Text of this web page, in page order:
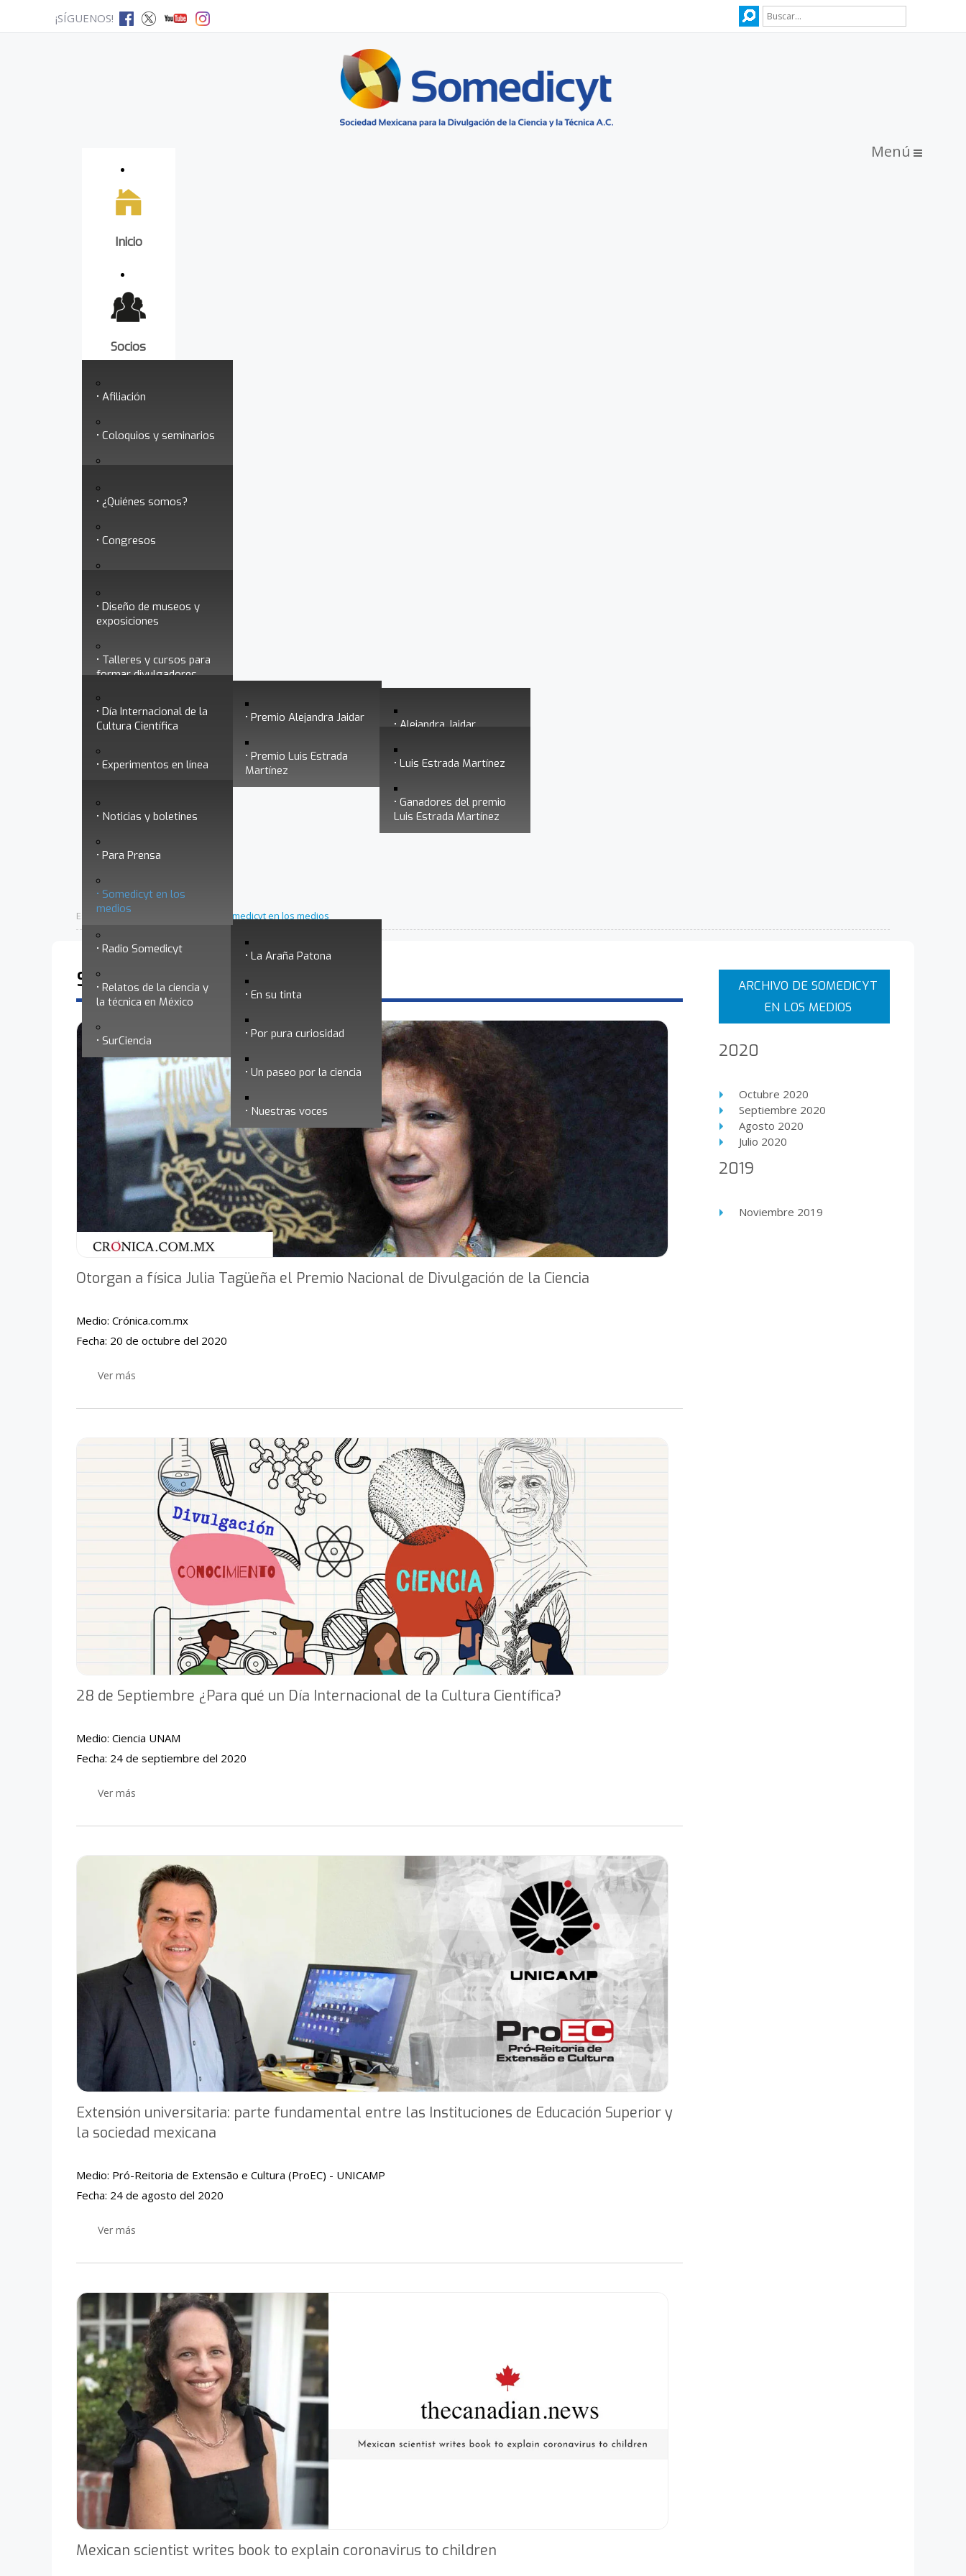
¡SÍGUENOS!
Inicio
Socios
Afiliación
Coloquios y seminarios
¿Quiénes somos?
Congresos
Divisiones
Historia
Premios a divulgadores Premio Alejandra Jaidar Alejandra Jaidar
Ganadores del premio
Premio Luis Estrada
Martínez
Luis Estrada Martínez
Ganadores del premio
Luis Estrada Martínez
Diseño de museos y
exposiciones
Talleres y cursos para
formar divulgadores
Otros servicios
Divulgación
Día Internacional de la
Cultura Científica
Experimentos en línea
Ciencia y Tecnología
Nuestra ciencia
responde
Radio Somedicyt La Araña Patona
En su tinta
Por pura curiosidad
Un paseo por la ciencia
Nuestras voces
Relatos de la ciencia y
la técnica en México
SurCiencia
Noticias
Noticias y boletines
Para Prensa
Somedicyt en los
medios
Está aquí: Inicio Somedicyt en los medios
Somedicyt en los medios
Otorgan a física Julia Tagüeña el Premio Nacional de Divulgación de la Ciencia
Medio: Crónica.com.mx
Fecha: 20 de octubre del 2020
Ver más
28 de Septiembre ¿Para qué un Día Internacional de la Cultura Científica?
Medio: Ciencia UNAM
Fecha: 24 de septiembre del 2020
Ver más
Extensión universitaria: parte fundamental entre las Instituciones de Educación Superior y
la sociedad mexicana
Medio: Pró-Reitoria de Extensão e Cultura (ProEC) - UNICAMP
Fecha: 24 de agosto del 2020
Ver más
Mexican scientist writes book to explain coronavirus to children
ARCHIVO DE SOMEDICYT
EN LOS MEDIOS
2020
Octubre 2020
Septiembre 2020
Agosto 2020
Julio 2020
2019
Noviembre 2019